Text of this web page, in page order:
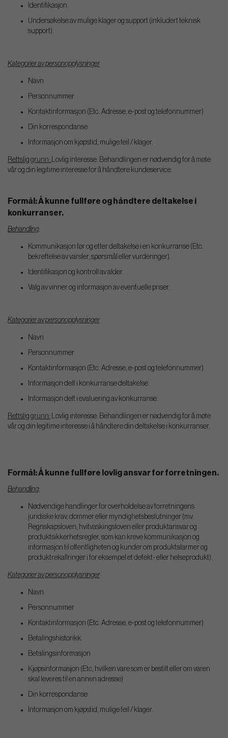
Identifikasjon.
Undersøkelse av mulige klager og support (inkludert teknisk
support).
Kategorier av personopplysninger
Navn
Personnummer
Kontaktinformasjon (Etc. Adresse, e-post og telefonnummer)
Din korrespondanse
Informasjon om kjøpstid, mulige feil / klager.
Rettslig grunn: Lovlig interesse. Behandlingen er nødvendig for å møte
vår og din legitime interesse for å håndtere kundeservice.
Formål: Å kunne fullføre og håndtere deltakelse i
konkurranser.
Behandling:
Kommunikasjon før og etter deltakelse i en konkurranse (Etc.
bekreftelse av varsler, spørsmål eller vurderinger).
Identifikasjon og kontroll av alder.
Valg av vinner og informasjon av eventuelle priser.
Kategorier av personopplysninger
Navn
Personnummer
Kontaktinformasjon (Etc. Adresse, e-post og telefonnummer)
Informasjon delt i konkurranse deltakelse.
Informasjon delt i evaluering av konkurranse.
Rettslig grunn: Lovlig interesse. Behandlingen er nødvendig for å møte
vår og din legitime interesse i å håndtere din deltakelse i konkurranser.
Formål: Å kunne fullføre lovlig ansvar for forretningen.
Behandling:
Nødvendige handlinger for overholdelse av forretningens
juridiske krav, dommer eller myndighetsbeslutninger (mv.
Regnskapsloven, hvitvaskingsloven eller produktansvar og
produktsikkerhetsregler, som kan kreve kommunikasjon og
informasjon til offentligheten og kunder om produktalarmer og
produktrekallringer i for eksempel et defekt- eller helseprodukt).
Kategorier av personopplysninger
Navn
Personnummer
Kontaktinformasjon (Etc. Adresse, e-post og telefonnummer)
Betalingshistorikk.
Betalingsinformasjon
Kjøpsinformasjon (Etc, hvilken vare som er bestilt eller om varen
skal leveres til en annen adresse)
Din korrespondanse
Informasjon om kjøpstid, mulige feil / klager.